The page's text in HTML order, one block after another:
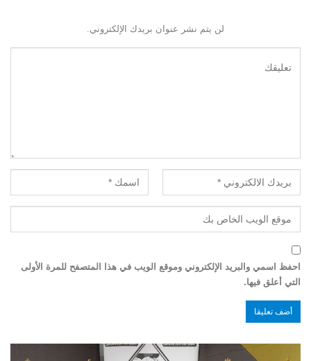
لن يتم نشر عنوان بريدك الإلكتروني.
احفظ اسمي والبريد الإلكتروني وموقع الويب في هذا المتصفح للمرة الأولى
التي أعلق فيها.